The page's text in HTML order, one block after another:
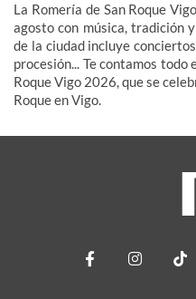
La Romería de San Roque
agosto con música, tradición
de la ciudad incluye
procesión... Te contamos todo
Roque Vigo 2026, que se
Roque en Vigo.